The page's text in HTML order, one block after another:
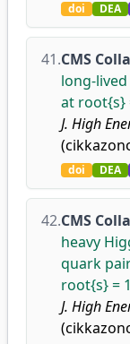
doi DEA
41.CMS
long-
at root{s}
J. High
doi DEA
42.CMS
heavy
quark
root{s} =
J. High